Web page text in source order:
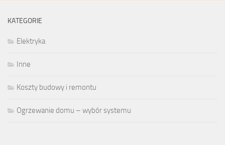
KATEGORIE
Elektryka
Inne
Koszty budowy i remontu
Ogrzewanie domu – wybór systemu